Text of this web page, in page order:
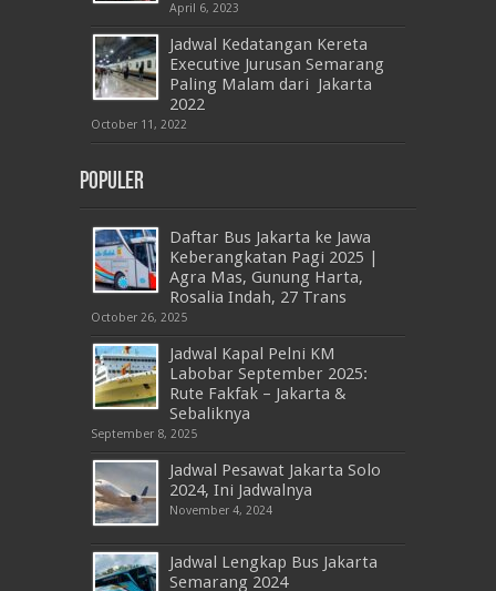
April 6, 2023
Jadwal Kedatangan Kereta
Executive Jurusan Semarang
Paling Malam dari Jakarta
2022
October 11, 2022
Populer
Daftar Bus Jakarta ke Jawa
Keberangkatan Pagi 2025 |
Agra Mas, Gunung Harta,
Rosalia Indah, 27 Trans
October 26, 2025
Jadwal Kapal Pelni KM
Labobar September 2025:
Rute Fakfak – Jakarta &
Sebaliknya
September 8, 2025
Jadwal Pesawat Jakarta Solo
2024, Ini Jadwalnya
November 4, 2024
Jadwal Lengkap Bus Jakarta
Semarang 2024